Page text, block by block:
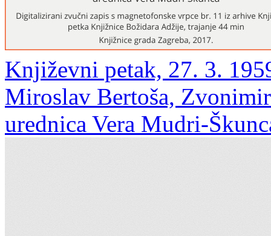
Književni petak, 27. 3.
Miroslav Bertoša,
urednica Vera Mudri-